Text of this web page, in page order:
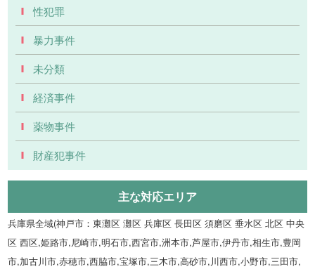
性犯罪
暴力事件
未分類
経済事件
薬物事件
財産犯事件
主な対応エリア
兵庫県全域(神戸市：東灘区 灘区 兵庫区 長田区 須磨区 垂水区 北区 中央
区 西区,姫路市,尼崎市,明石市,西宮市,洲本市,芦屋市,伊丹市,相生市,豊岡
市,加古川市,赤穂市,西脇市,宝塚市,三木市,高砂市,川西市,小野市,三田市,